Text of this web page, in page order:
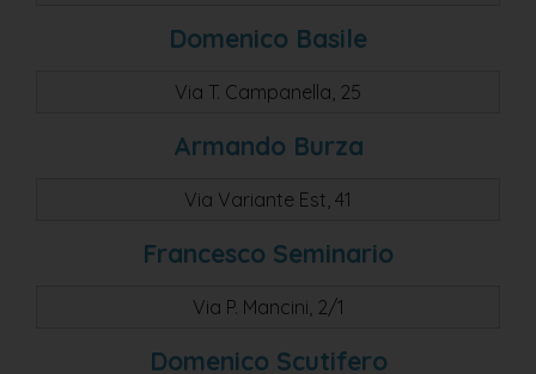
Domenico Basile
Via T. Campanella, 25
Armando Burza
Via Variante Est, 41
Francesco Seminario
Via P. Mancini, 2/1
Domenico Scutifero